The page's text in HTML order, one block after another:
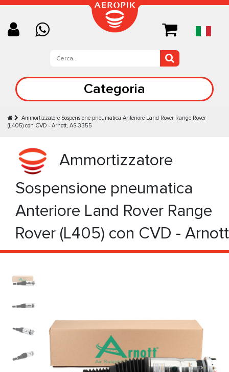
Categoria
Ammortizzatore Sospensione pneumatica Anteriore Land Rover Range Rover
(L405) con CVD - Arnott, AS-3355
Ammortizzatore
Sospensione pneumatica
Anteriore Land Rover Range
Rover (L405) con CVD - Arnott